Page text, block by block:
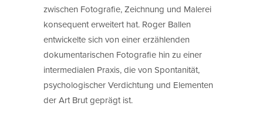
zwischen Fotografie, Zeichnung und Malerei
konsequent erweitert hat. Roger Ballen
entwickelte sich von einer erzählenden
dokumentarischen Fotografie hin zu einer
intermedialen Praxis, die von Spontanität,
psychologischer Verdichtung und Elementen
der Art Brut geprägt ist.